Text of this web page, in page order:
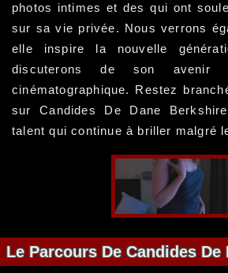
photos intimes et des qui ont
sur sa vie privée. Nous verrons
elle inspire la nouvelle
discuterons de son avenir
cinématographique. Restez
sur Candides De Dane
talent qui continue à briller malgré
Le Parcours De Candides De